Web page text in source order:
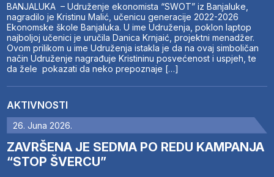
BANJALUKA – Udruženje ekonomista “SWOT” iz Banjaluke,
nagradilo je Kristinu Malić, učenicu generacije 2022-2026
Ekonomske škole Banjaluka. U ime Udruženja, poklon laptop
najboljoj učenici je uručila Danica Krnjaić, projektni menadžer.
Ovom prilikom u ime Udruženja istakla je da na ovaj simboličan
način Udruženje nagrađuje Kristininu posvećenost i uspjeh, te
da žele pokazati da neko prepoznaje […]
AKTIVNOSTI
26. Juna 2026.
ZAVRŠENA JE SEDMA PO REDU KAMPANJA
“STOP ŠVERCU”